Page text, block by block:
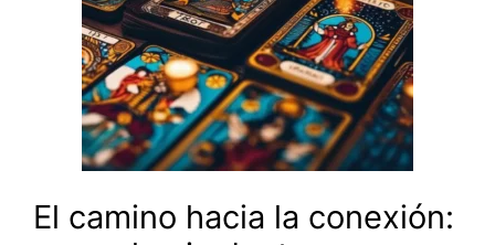
El camino hacia la conexión: